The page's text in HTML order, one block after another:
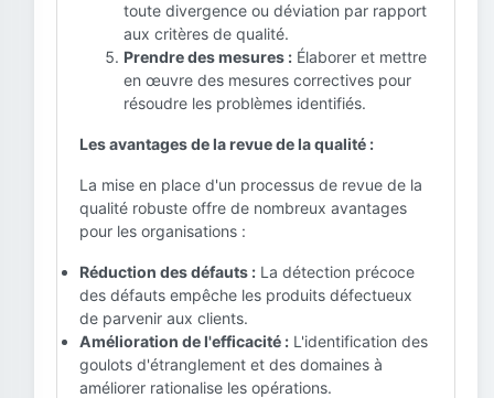
toute divergence ou déviation par rapport
aux critères de qualité.
Prendre des mesures : Élaborer et mettre
en œuvre des mesures correctives pour
résoudre les problèmes identifiés.
Les avantages de la revue de la qualité :
La mise en place d'un processus de revue de la
qualité robuste offre de nombreux avantages
pour les organisations :
Réduction des défauts : La détection précoce
des défauts empêche les produits défectueux
de parvenir aux clients.
Amélioration de l'efficacité : L'identification des
goulots d'étranglement et des domaines à
améliorer rationalise les opérations.